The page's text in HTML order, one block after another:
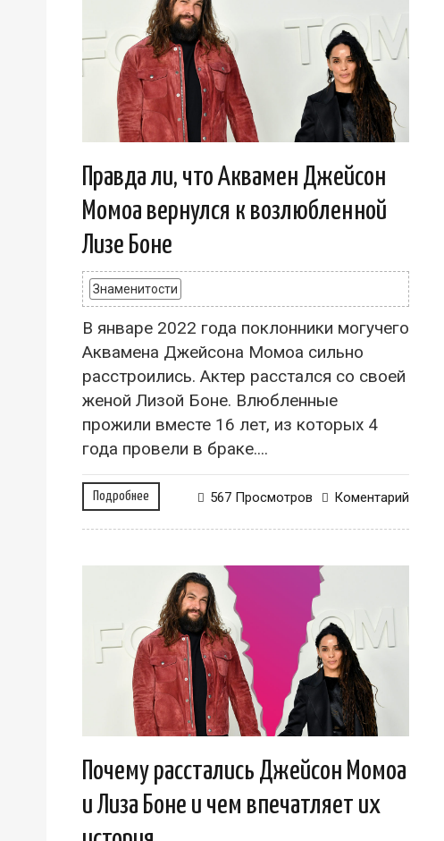
Правда ли, что Аквамен Джейсон
Момоа вернулся к возлюбленной
Лизе Боне
Знаменитости
В январе 2022 года поклонники могучего
Аквамена Джейсона Момоа сильно
расстроились. Актер расстался со своей
женой Лизой Боне. Влюбленные
прожили вместе 16 лет, из которых 4
года провели в браке....
Подробнее Коментарий
567 Просмотров
Почему расстались Джейсон Момоа
и Лиза Боне и чем впечатляет их